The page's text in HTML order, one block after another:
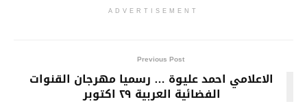
ADVERTISEMENT
Previous Post
الاعلامي احمد عليوة … رسميا مهرجان القنوات
الفضائية العربية ٢٩ اكتوبر